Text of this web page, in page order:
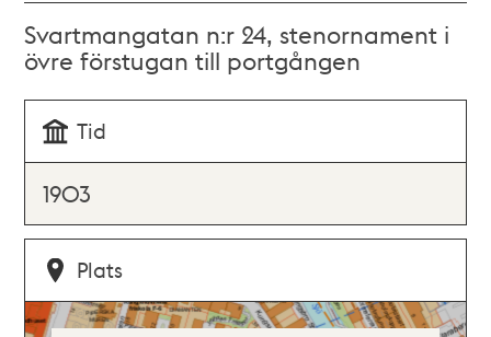
Svartmangatan n:r 24, stenornament i
övre förstugan till portgången
Tid
1903
Plats